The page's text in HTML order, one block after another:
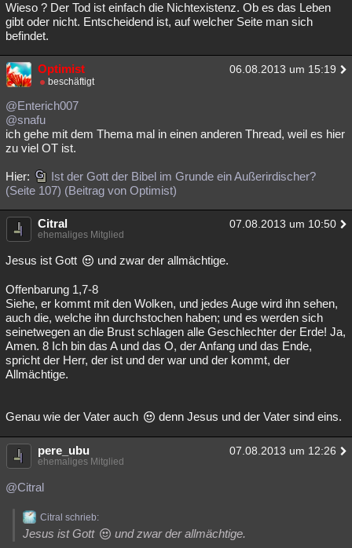
Wieso ? Der Tod ist einfach die Nichtexistenz. Ob es das Leben
gibt oder nicht. Entscheidend ist, auf welcher Seite man sich
befindet.
Optimist 06.08.2013 um 15:19
beschäftigt
@Enterich007
@snafu
ich gehe mit dem Thema mal in einen anderen Thread, weil es hier
zu viel OT ist.
Hier:
Ist der Gott der Bibel im Grunde ein Außerirdischer?
(Seite 107) (Beitrag von Optimist)
Citral 07.08.2013 um 10:50
ehemaliges Mitglied
Jesus ist Gott und zwar der allmächtige.
Offenbarung 1,7-8
Siehe, er kommt mit den Wolken, und jedes Auge wird ihn sehen,
auch die, welche ihn durchstochen haben; und es werden sich
seinetwegen an die Brust schlagen alle Geschlechter der Erde! Ja,
Amen. 8 Ich bin das A und das O, der Anfang und das Ende,
spricht der Herr, der ist und der war und der kommt, der
Allmächtige.
Genau wie der Vater auch denn Jesus und der Vater sind eins.
pere_ubu 07.08.2013 um 12:26
ehemaliges Mitglied
@Citral
Citral schrieb:
Jesus ist Gott und zwar der allmächtige.